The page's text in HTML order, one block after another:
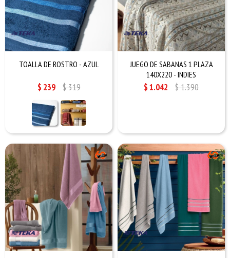
TOALLA DE ROSTRO - AZUL
$ 239 $319
JUEGO DE SABANAS 1 PLAZA
140X220 - INDIES
$1.042 $1.390